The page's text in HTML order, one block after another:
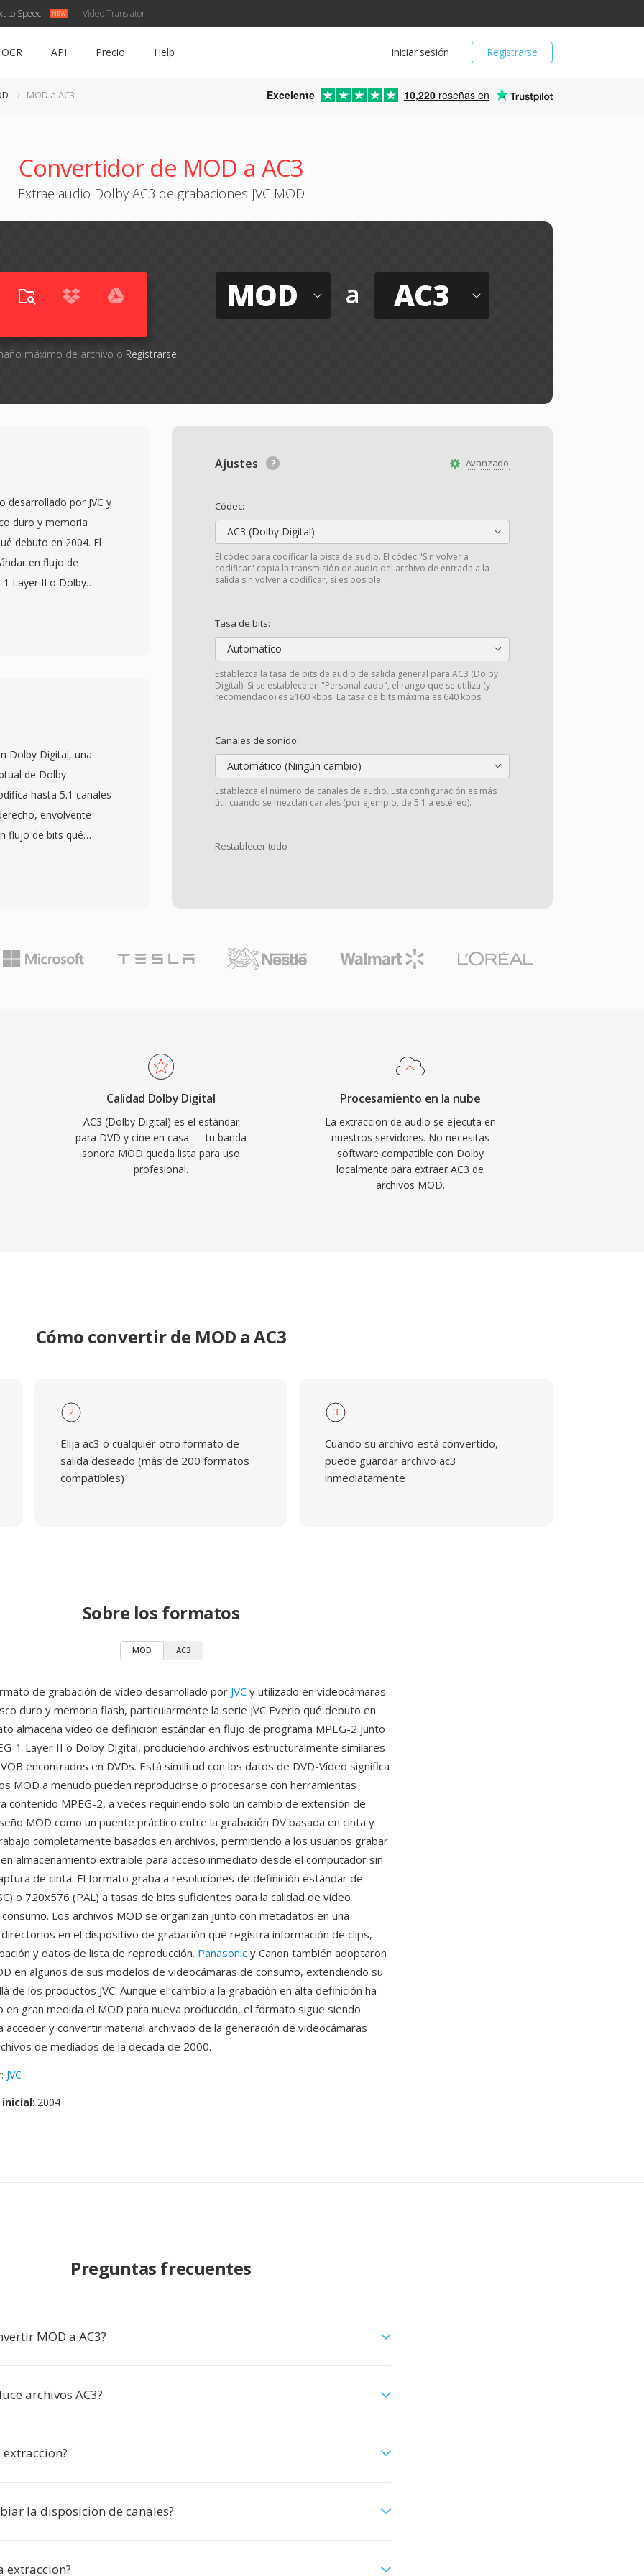
to Speech Video Translator
Registrarse
Iniciar sesión
OCR API Precio Help
MOD a AC3 Excelente 10,220 reseñas en
Convertidor de MOD a AC3
Extrae audio Dolby AC3 de grabaciones JVC MOD
máximo de archivo o Registrarse
MOD a AC3
Avanzado
Ajustes
Códec:
AC3 (Dolby Digital)
El códec para codificar la pista de audio. El códec "Sin volver a
codificar" copia la transmisión de audio del archivo de entrada a la
salida sin volver a codificar, si es posible.
Tasa de bits:
Automático
Establezca la tasa de bits de audio de salida general para AC3 (Dolby
Digital). Si se establece en "Personalizado", el rango que se utiliza (y
recomendado) es ≥160 kbps. La tasa de bits máxima es 640 kbps.
Canales de sonido:
Automático (Ningún cambio)
Establezca el número de canales de audio. Esta configuración es más
útil cuando se mezclan canales (por ejemplo, de 5.1 a estéreo).
Restablecer todo
desarrollado por JVC y
duro y memoria
debuto en 2004. El
en flujo de
1 Layer II o Dolby
similares a los
flujos de trabajo
para acceso
de captura de cinta.
estándar de
bits suficientes para
Los archivos MOD se
de directorios
a la grabación en
Dolby Digital, una
de Dolby
hasta 5.1 canales
envolvente
flujo de bits qué
algoritmo aplica una
ampliamente en
(ATSC) y
diálogos a través de
de cine y
de
permite
fiable en una enorme
consumo.
Calidad Dolby Digital
AC3 (Dolby Digital) es el estándar
para DVD y cine en casa — tu banda
sonora MOD queda lista para uso
profesional.
Procesamiento en la nube
La extraccion de audio se ejecuta en
nuestros servidores. No necesitas
software compatible con Dolby
localmente para extraer AC3 de
archivos MOD.
Cómo convertir de MOD a AC3
2
Elija ac3 o cualquier otro formato de
salida deseado (más de 200 formatos
compatibles)
3
Cuando su archivo está convertido,
puede guardar archivo ac3
inmediatamente
Sobre los formatos
MOD AC3
de grabación de vídeo desarrollado por JVC y utilizado en videocámaras
duro y memoria flash, particularmente la serie JVC Everio qué debuto en
almacena vídeo de definición estándar en flujo de programa MPEG-2 junto
1 Layer II o Dolby Digital, produciendo archivos estructuralmente similares
encontrados en DVDs. Está similitud con los datos de DVD-Vídeo significa
MOD a menudo pueden reproducirse o procesarse con herramientas
contenido MPEG-2, a veces requiriendo solo un cambio de extensión de
MOD como un puente práctico entre la grabación DV basada en cinta y
completamente basados en archivos, permitiendo a los usuarios grabar
almacenamiento extraible para acceso inmediato desde el computador sin
de cinta. El formato graba a resoluciones de definición estándar de
o 720x576 (PAL) a tasas de bits suficientes para la calidad de vídeo
Los archivos MOD se organizan junto con metadatos en una
en el dispositivo de grabación qué registra información de clips,
y datos de lista de reproducción. Panasonic y Canon también adoptaron
en algunos de sus modelos de videocámaras de consumo, extendiendo su
de los productos JVC. Aunque el cambio a la grabación en alta definición ha
en gran medida el MOD para nueva producción, el formato sigue siendo
acceder y convertir material archivado de la generación de videocámaras
de mediados de la decada de 2000.
: JVC
inicial: 2004
Preguntas frecuentes
MOD a AC3?
archivos AC3?
extraccion?
la disposicion de canales?
extraccion?